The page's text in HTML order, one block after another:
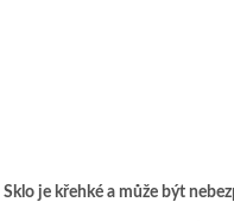
Sklo je křehké a může být